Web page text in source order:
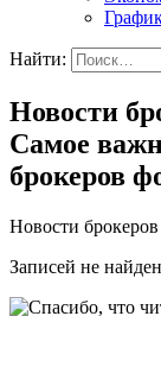
Найти:
Новости
Самое
брокеров
Новости
Записей не